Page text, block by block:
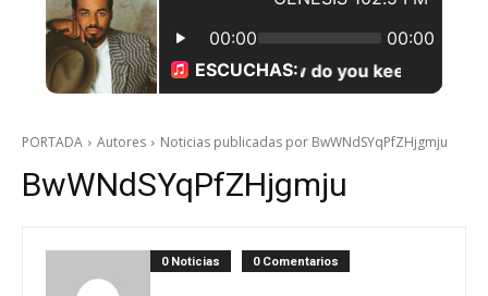
PORTADA Autores Noticias publicadas por BwWNdSYqPfZHjgmju
BwWNdSYqPfZHjgmju
0 Noticias 0 Comentarios